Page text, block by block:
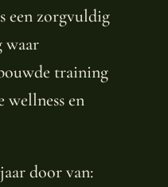
een zorgvuldig
waar
training
wellness en
door van: